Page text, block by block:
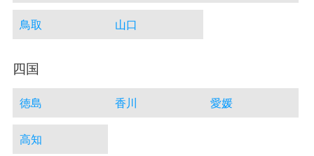
鳥取 山口
四国
徳島 香川 愛媛
高知